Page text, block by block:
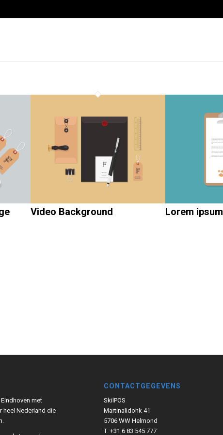
Video Background Lorem ipsum
met
heel Nederland die
CONTACTGEGEVENS
SkilPOS
Martinalidonk 41
5706 WW Helmond
T: +31 6 83 545 777